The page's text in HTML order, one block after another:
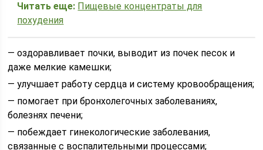
Читать еще: Пищевые концентраты для
похудения
— оздоравливает почки, выводит из почек песок и
даже мелкие камешки;
— улучшает работу сердца и систему кровообращения;
— помогает при бронхолегочных заболеваниях,
болезнях печени;
— побеждает гинекологические заболевания,
связанные с воспалительными процессами;